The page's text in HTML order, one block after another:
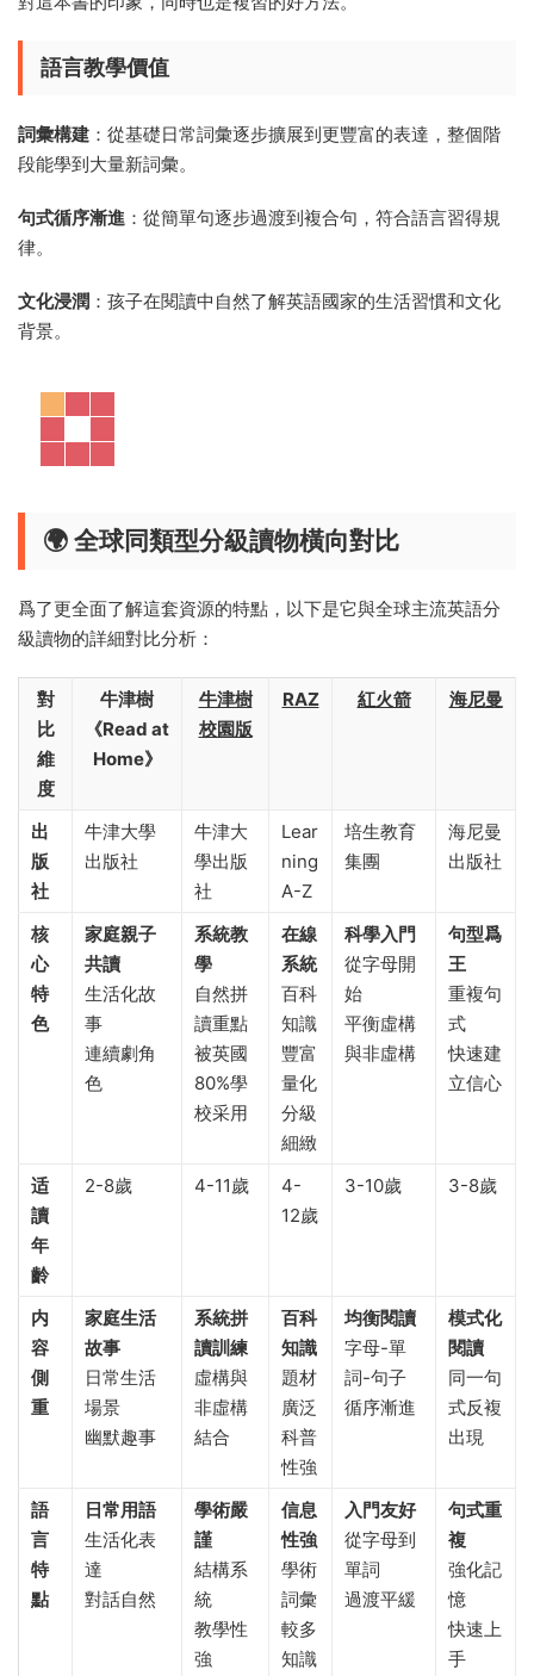
語言教學價值
詞彙構建 ：從基礎日常詞彙逐步擴展到更豐富的表達，整個階
段能學到大量新詞彙。
句式循序漸進 ：從簡單句逐步過渡到複合句，符合語言習得規
律。
文化浸潤 ：孩子在閱讀中自然了解英語國家的生活習慣和文化
背景。
🌍 全球同類型分級讀物橫向對比
爲了更全面了解這套資源的特點，以下是它與全球主流英語分
級讀物的詳細對比分析：
對
比
維
度
牛津樹
《Read at
Home》
牛津樹
校園版
RAZ 紅火箭 海尼曼
出
版
社
牛津大學
出版社
牛津大
學出版
社
Lear
ning
A-Z
培生教育
集團
海尼曼
出版社
核
心
特
色
家庭親子
共讀
生活化故
事
連續劇角
色
系統教
學
自然拼
讀重點
被英國
80%學
校采用
在線
系統
百科
知識
豐富
量化
分級
細緻
科學入門
從字母開
始
平衡虛構
與非虛構
句型爲
王
重複句
式
快速建
立信心
适
讀
年
齡
2-8歲 4-11歲
4-
12歲
3-10歲 3-8歲
内
容
側
重
家庭生活
故事
日常生活
場景
幽默趣事
系統拼
讀訓練
虛構與
非虛構
結合
百科
知識
題材
廣泛
科普
性強
均衡閱讀
字母-單
詞-句子
循序漸進
模式化
閱讀
同一句
式反複
出現
語
言
特
點
日常用語
生活化表
達
對話自然
學術嚴
謹
結構系
統
教學性
強
信息
性強
學術
詞彙
較多
知識
入門友好
從字母到
單詞
過渡平緩
句式重
複
強化記
憶
快速上
手